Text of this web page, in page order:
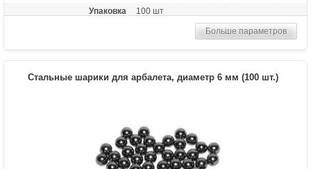
Упаковка
100 шт
Больше параметров
Стальные шарики для арбалета, диаметр 6 мм (100 шт.)